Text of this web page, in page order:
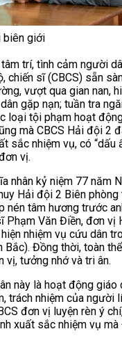
biên giới
trí, tình cảm người
chiến sĩ (CBCS) sẵn
vượt qua gian nan,
gặp nạn; tuần tra
loại tội phạm hoạt
mà CBCS Hải đội 2
sắc nhiệm vụ, có “dấu
vị.
nhân kỷ niệm 77 năm
Hải đội 2 Biên
nén tâm hương trước
Văn Điền, đơn vị
nhiệm vụ cứu dân
Đồng thời, toàn
vị, tưởng nhớ và tri ân.
này là hoạt động giáo
trách nhiệm của người
đơn vị luyện rèn ý
xuất sắc nhiệm vụ